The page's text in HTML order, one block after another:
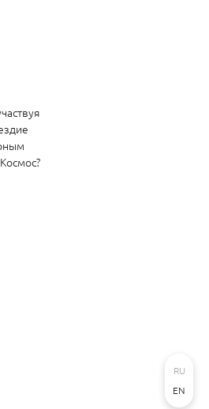
RU
EN